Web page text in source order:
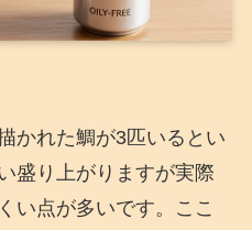
かれた鯛が3匹いるとい
盛り上がりますが実際
い点が多いです。ここ